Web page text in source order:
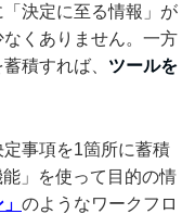
決定に至る情報」が
くありません。一方
積すれば、 ツールを
事項を1箇所に蓄積
」を使って目的の情
のようなワークフロ